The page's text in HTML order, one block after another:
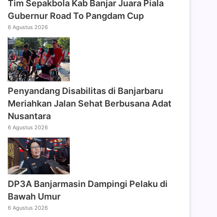
Tim Sepakbola Kab Banjar Juara Piala
Gubernur Road To Pangdam Cup
6 Agustus 2026
Penyandang Disabilitas di Banjarbaru
Meriahkan Jalan Sehat Berbusana Adat
Nusantara
6 Agustus 2026
DP3A Banjarmasin Dampingi Pelaku di
Bawah Umur
6 Agustus 2026